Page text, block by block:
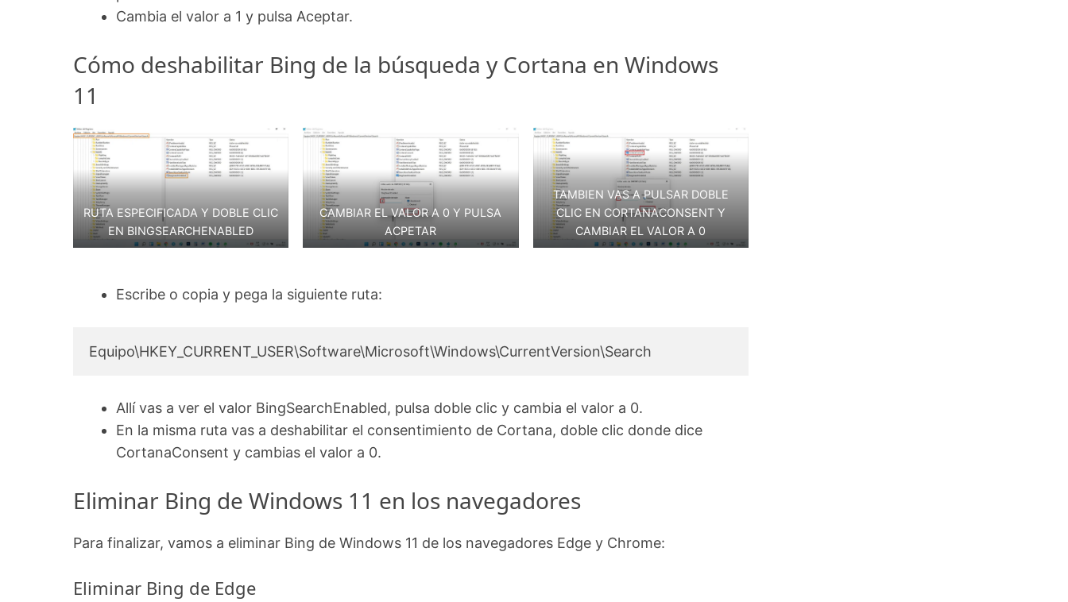
Cambia el valor a 1 y pulsa Aceptar.
Cómo deshabilitar Bing de la búsqueda y Cortana en Windows
11
RUTA ESPECIFICADA Y DOBLE CLIC
EN BINGSEARCHENABLED
CAMBIAR EL VALOR A 0 Y PULSA
ACPETAR
TAMBIEN VAS A PULSAR DOBLE
CLIC EN CORTANACONSENT Y
CAMBIAR EL VALOR A 0
Escribe o copia y pega la siguiente ruta:
Equipo\HKEY_CURRENT_USER\Software\Microsoft\Windows\CurrentVersion\Search
Allí vas a ver el valor BingSearchEnabled, pulsa doble clic y cambia el valor a 0.
En la misma ruta vas a deshabilitar el consentimiento de Cortana, doble clic donde dice
CortanaConsent y cambias el valor a 0.
Eliminar Bing de Windows 11 en los navegadores
Para finalizar, vamos a eliminar Bing de Windows 11 de los navegadores Edge y Chrome:
Eliminar Bing de Edge